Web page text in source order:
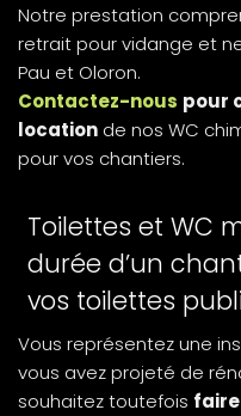
Notre prestation
retrait pour vidange et
Pau et Oloron.
Contactez-nous pour
location de nos WC
pour vos chantiers.
Toilettes et WC
durée d’un
vos toilettes
Vous représentez une
vous avez projeté de
souhaitez toutefois